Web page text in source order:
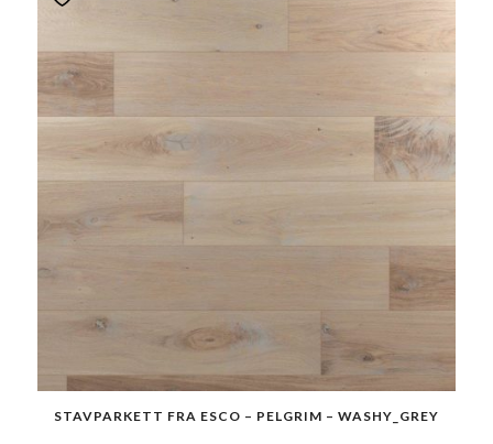
STAVPARKETT FRA ESCO – PELGRIM – WASHY_GREY